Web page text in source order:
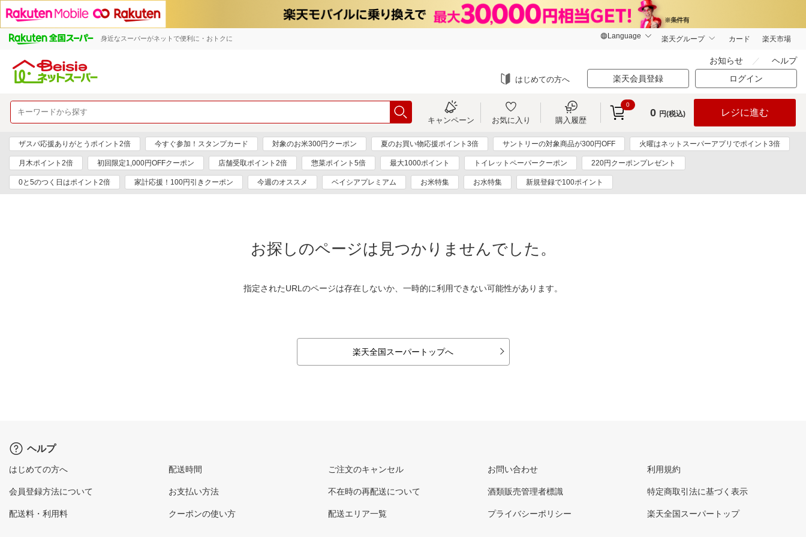
身近なスーパーがネットで便利に・おトクに 楽天グループ カード 楽天市場
お知らせ ヘルプ
はじめての方へ 楽天会員登録 ログイン
キャンペーン お気に入り 購入履歴
0
0 円(税込) レジに進む
ザスパ応援ありがとうポイント2倍 今すぐ参加！スタンプカード 対象のお米300円クーポン 夏のお買い物応援ポイント3倍 サントリーの対象商品が300円OFF 火曜はネットスーパーアプリでポイント3倍
月木ポイント2倍 初回限定1,000円OFFクーポン 店舗受取ポイント2倍 惣菜ポイント5倍 最大1000ポイント トイレットペーパークーポン 220円クーポンプレゼント
0と5のつく日はポイント2倍 家計応援！100円引きクーポン 今週のオススメ ベイシアプレミアム お米特集 お水特集 新規登録で100ポイント
お探しのページは見つかりませんでした。
指定されたURLのページは存在しないか、一時的に利用できない可能性があります。
楽天全国スーパートップへ
ヘルプ
はじめての方へ
会員登録方法について
配送料・利用料
配送時間
お支払い方法
クーポンの使い方
ご注文のキャンセル
不在時の再配送について
配送エリア一覧
お問い合わせ
酒類販売管理者標識
プライバシーポリシー
利用規約
特定商取引法に基づく表示
楽天全国スーパートップ